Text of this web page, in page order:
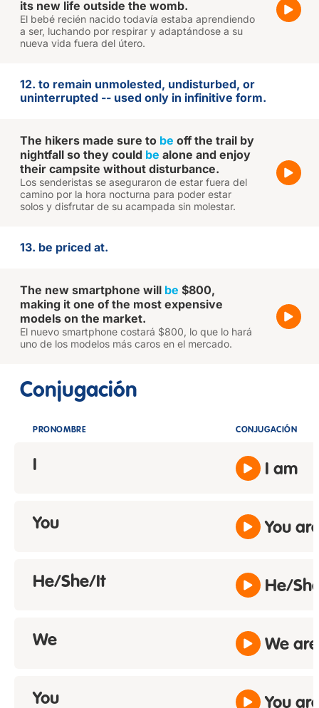
its new life outside the womb.
El bebé recién nacido todavía estaba aprendiendo
a ser, luchando por respirar y adaptándose a su
nueva vida fuera del útero.
12. to remain unmolested, undisturbed, or
uninterrupted -- used only in infinitive form.
The hikers made sure to be off the trail by
nightfall so they could be alone and enjoy
their campsite without disturbance.
Los senderistas se aseguraron de estar fuera del
camino por la hora nocturna para poder estar
solos y disfrutar de su acampada sin molestar.
13. be priced at.
The new smartphone will be $800,
making it one of the most expensive
models on the market.
El nuevo smartphone costará $800, lo que lo hará
uno de los modelos más caros en el mercado.
Conjugación
PRONOMBRE CONJUGACIÓN
I I am
You You
He/She/It He/
We We are
You You